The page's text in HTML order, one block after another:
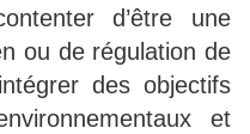
d’être une
ou de régulation de
des objectifs
et